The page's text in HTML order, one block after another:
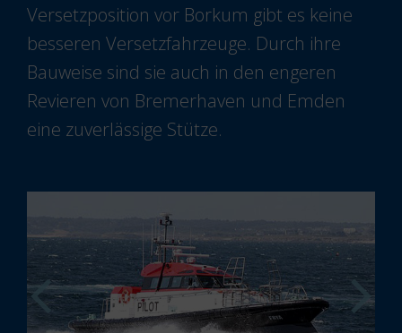
Versetzposition vor Borkum gibt es keine
besseren Versetzfahrzeuge. Durch ihre
Bauweise sind sie auch in den engeren
Revieren von Bremerhaven und Emden
eine zuverlässige Stütze.